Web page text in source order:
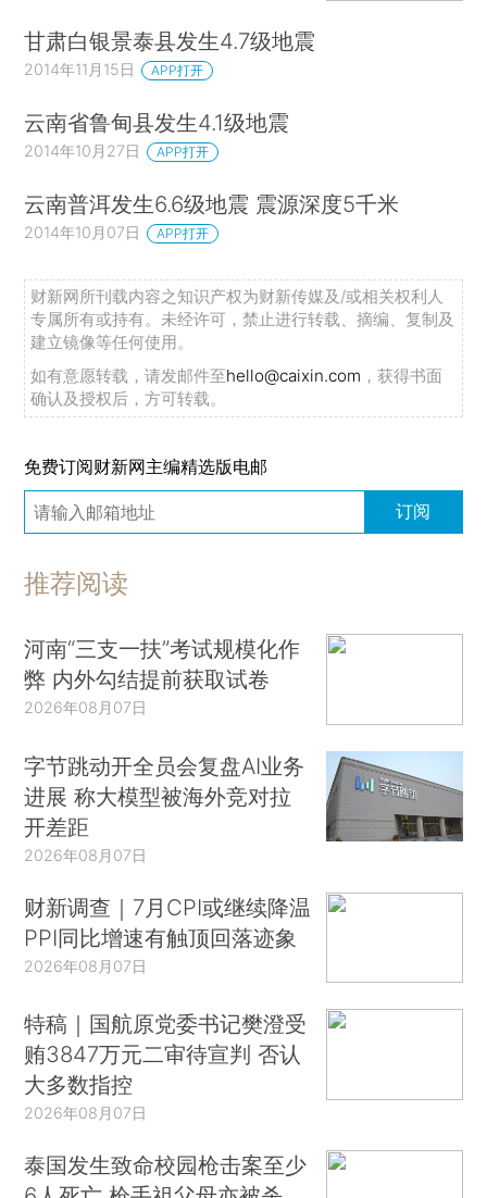
甘肃白银景泰县发生4.7级地震
2014年11月15日 APP打开
云南省鲁甸县发生4.1级地震
2014年10月27日 APP打开
云南普洱发生6.6级地震 震源深度5千米
2014年10月07日 APP打开
财新网所刊载内容之知识产权为财新传媒及/或相关权利人
专属所有或持有。未经许可，禁止进行转载、摘编、复制及
建立镜像等任何使用。
如有意愿转载，请发邮件至hello@caixin.com ，获得书面
确认及授权后，方可转载。
免费订阅财新网主编精选版电邮
订阅
推荐阅读
河南“三支一扶”考试规模化作
弊 内外勾结提前获取试卷
2026年08月07日
字节跳动开全员会复盘AI业务
进展 称大模型被海外竞对拉
开差距
2026年08月07日
财新调查｜7月CPI或继续降温
PPI同比增速有触顶回落迹象
2026年08月07日
特稿｜国航原党委书记樊澄受
贿3847万元二审待宣判 否认
大多数指控
2026年08月07日
泰国发生致命校园枪击案至少